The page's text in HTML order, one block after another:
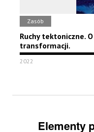
Zasób
Ruchy tektoniczne.
transformacji.
2022
Elementy